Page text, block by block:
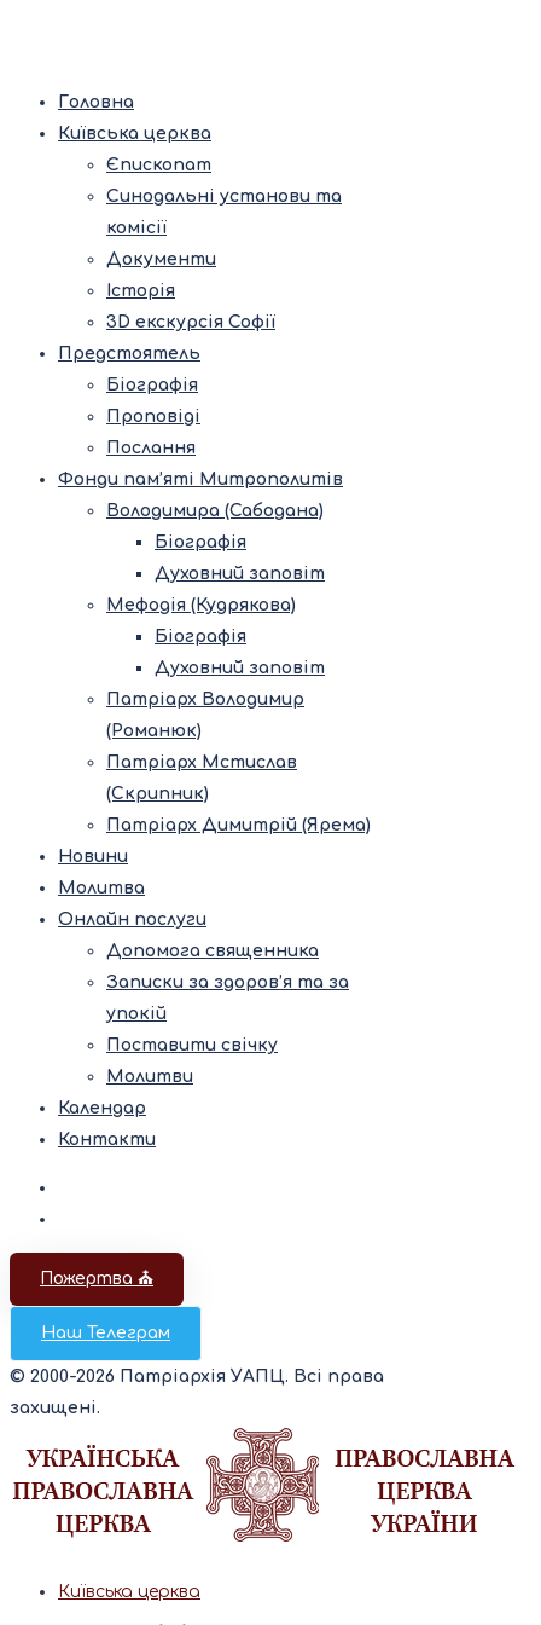
Головна
Київська церква
Єпископат
Синодальні установи та
комісії
Документи
Історія
3D екскурсія Софії
Предстоятель
Біографія
Проповіді
Послання
Фонди пам’яті Митрополитів
Володимира (Сабодана)
Біографія
Духовний заповіт
Мефодія (Кудрякова)
Біографія
Духовний заповіт
Патріарх Володимир
(Романюк)
Патріарх Мстислав
(Скрипник)
Патріарх Димитрій (Ярема)
Новини
Молитва
Онлайн послуги
Допомога священника
Записки за здоров’я та за
упокій
Поставити свічку
Молитви
Календар
Контакти
Пожертва ⛪️
Наш Телеграм
© 2000-2026 Патріархія УАПЦ. Всі права
захищені.
Київська церква